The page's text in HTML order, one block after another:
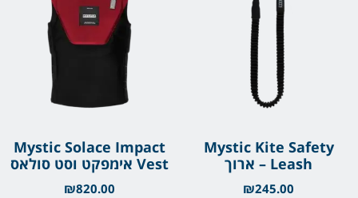
Mystic Kite Safety
Leash – ארוך
₪245.00
Mystic Solace Impact
Vest אימפקט וסט סולאס
₪820.00